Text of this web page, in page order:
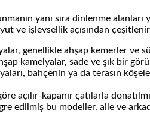
yanı sıra dinlenme
ve işlevsellik açısından
genellikle ahşap kemerler ve
kamelyalar, sade ve şık bir
bahçenin ya da terasın
açılır-kapanır çatılarla
edilmiş bu modeller, aile ve